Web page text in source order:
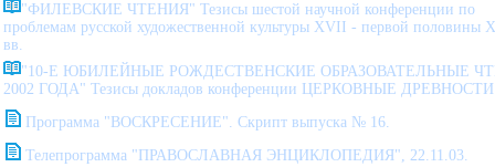
"ФИЛЕВСКИЕ ЧТЕНИЯ" Тезисы шестой научной конференции по
проблемам русской художественной культуры XVII - первой половины
вв.
"10-Е ЮБИЛЕЙНЫЕ РОЖДЕСТВЕНСКИЕ ОБРАЗОВАТЕЛЬНЫЕ
2002 ГОДА" Тезисы докладов конференции ЦЕРКОВНЫЕ ДРЕВНОСТИ
Программа "ВОСКРЕСЕНИЕ". Скрипт выпуска № 16.
Телепрограмма "ПРАВОСЛАВНАЯ ЭНЦИКЛОПЕДИЯ", 22.11.03.